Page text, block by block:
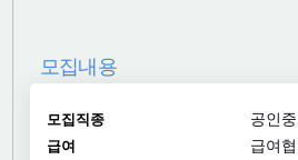
모집내용
모집직종 공인
급여 급여